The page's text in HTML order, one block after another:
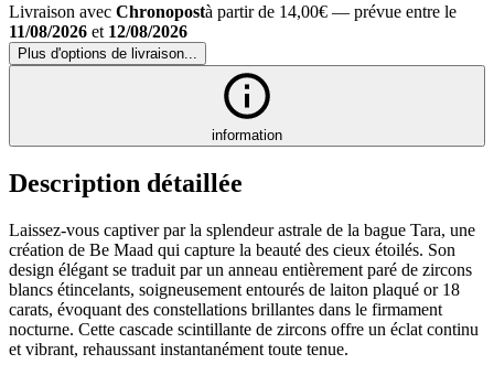
Livraison avec Chronopostà partir de 14,00€ — prévue entre le
11/08/2026 et 12/08/2026
Plus d'options de livraison...
information
Description détaillée
Laissez-vous captiver par la splendeur astrale de la bague Tara, une
création de Be Maad qui capture la beauté des cieux étoilés. Son
design élégant se traduit par un anneau entièrement paré de zircons
blancs étincelants, soigneusement entourés de laiton plaqué or 18
carats, évoquant des constellations brillantes dans le firmament
nocturne. Cette cascade scintillante de zircons offre un éclat continu
et vibrant, rehaussant instantanément toute tenue.